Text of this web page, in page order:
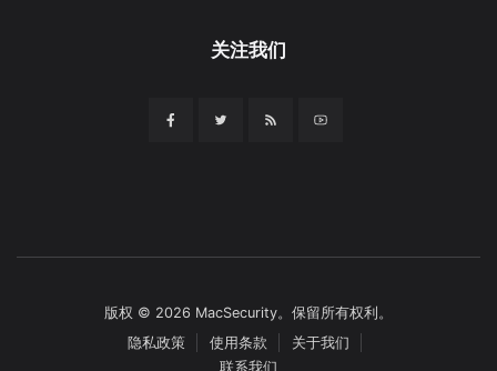
关注我们
版权 © 2026 MacSecurity。保留所有权利。
隐私政策
使用条款
关于我们
联系我们